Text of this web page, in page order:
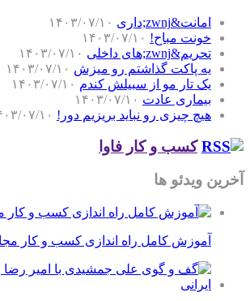
امانت&zwnj;داری
۱۴۰۳/۰۷/۱۰
خونت مباح! ۱۴۰۳/۰۷/۱۰
تحریم&zwnj;های داخلی
۱۴۰۳/۰۷/۱۰
یه پاکت گذاشتم رو میزش ۱۴۰۳/۰۷/۱۰
یک تار مو از سبیلش کندم ۱۴۰۳/۰۷/۱۰
بیماری عادت ۱۴۰۳/۰۷/۱۰
هیچ چیزی رو نباید بریزیم دور! ۱۴۰۳/۰۷/
کسب و کار فاوا
آخرین ویدئو ها
آموزش کامل راه اندازی کسب و کار